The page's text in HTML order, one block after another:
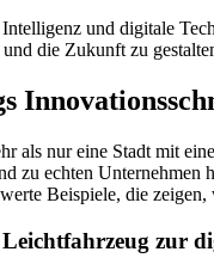
und digitale
die Zukunft zu
als nur eine Stadt mit
zu echten
Beispiele, die
zur